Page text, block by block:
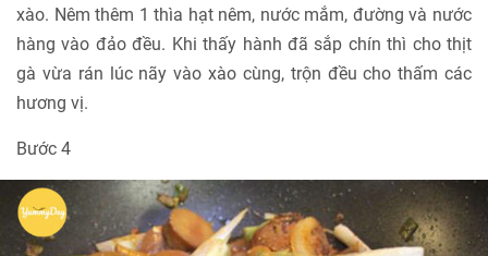
xào. Nêm thêm 1 thìa hạt nêm, nước mắm, đường và nước
hàng vào đảo đều. Khi thấy hành đã sắp chín thì cho thịt
gà vừa rán lúc nãy vào xào cùng, trộn đều cho thấm các
hương vị.
Bước 4